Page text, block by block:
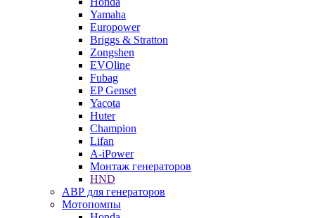
Yamaha
Europower
Briggs & Stratton
Zongshen
EVOline
Fubag
EP Genset
Yacota
Huter
Champion
Lifan
A-iPower
Монтаж генераторов
HND
АВР для генераторов
Мотопомпы